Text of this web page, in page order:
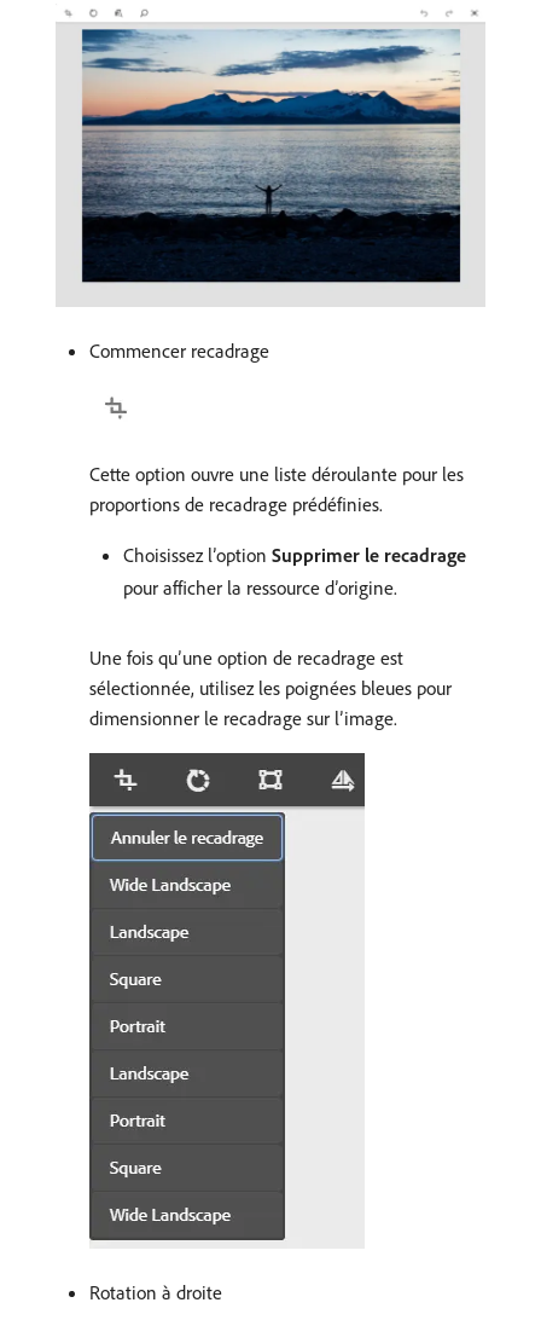
Commencer recadrage
Cette option ouvre une liste déroulante pour les
proportions de recadrage prédéfinies.
Choisissez l’option Supprimer le recadrage
pour afficher la ressource d’origine.
Une fois qu’une option de recadrage est
sélectionnée, utilisez les poignées bleues pour
dimensionner le recadrage sur l’image.
Rotation à droite